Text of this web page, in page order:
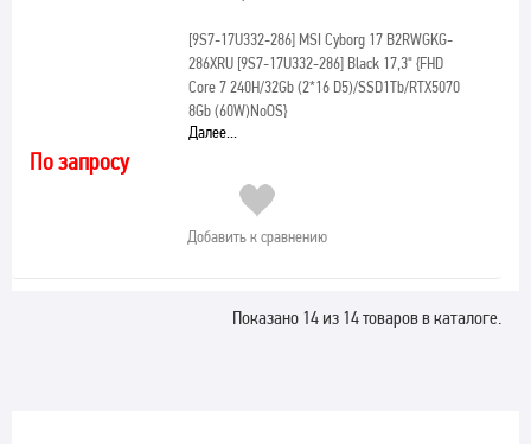
[9S7-17U332-286]MSI Cyborg 17 B2RWGKG-
286XRU [9S7-17U332-286] Black 17,3" {FHD
Core 7 240H/32Gb (2*16 D5)/SSD1Tb/RTX5070
8Gb (60W)NoOS}
Далее...
По запросу
Добавить к сравнению
Показано 14 из 14 товаров в каталоге.